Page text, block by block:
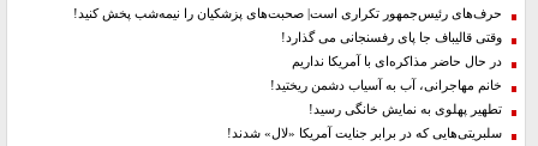
حرف‌های رئیس‌جمهور تکراری است| صحبت‌های پزشکیان را نیمه‌شب پخش کنید!
وقتی قالیباف جا پای رفسنجانی می گذارد!
در حال حاضر مذاکره‌ای با آمریکا نداریم
خانم مهاجرانی، آب به آسیاب دشمن ریختید!
تطهیر پهلوی به نمایش خانگی رسید!
سلبریتی‌هایی که در برابر جنایت آمریکا «لال» شدند!